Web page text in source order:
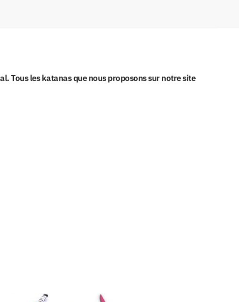
Tous les katanas que nous proposons sur notre site